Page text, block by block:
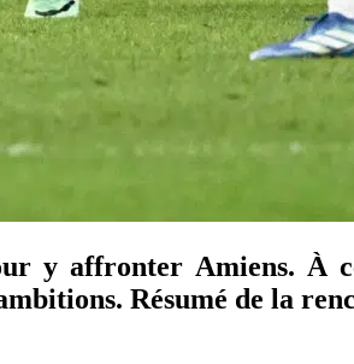
y affronter Amiens. À
Résumé de la